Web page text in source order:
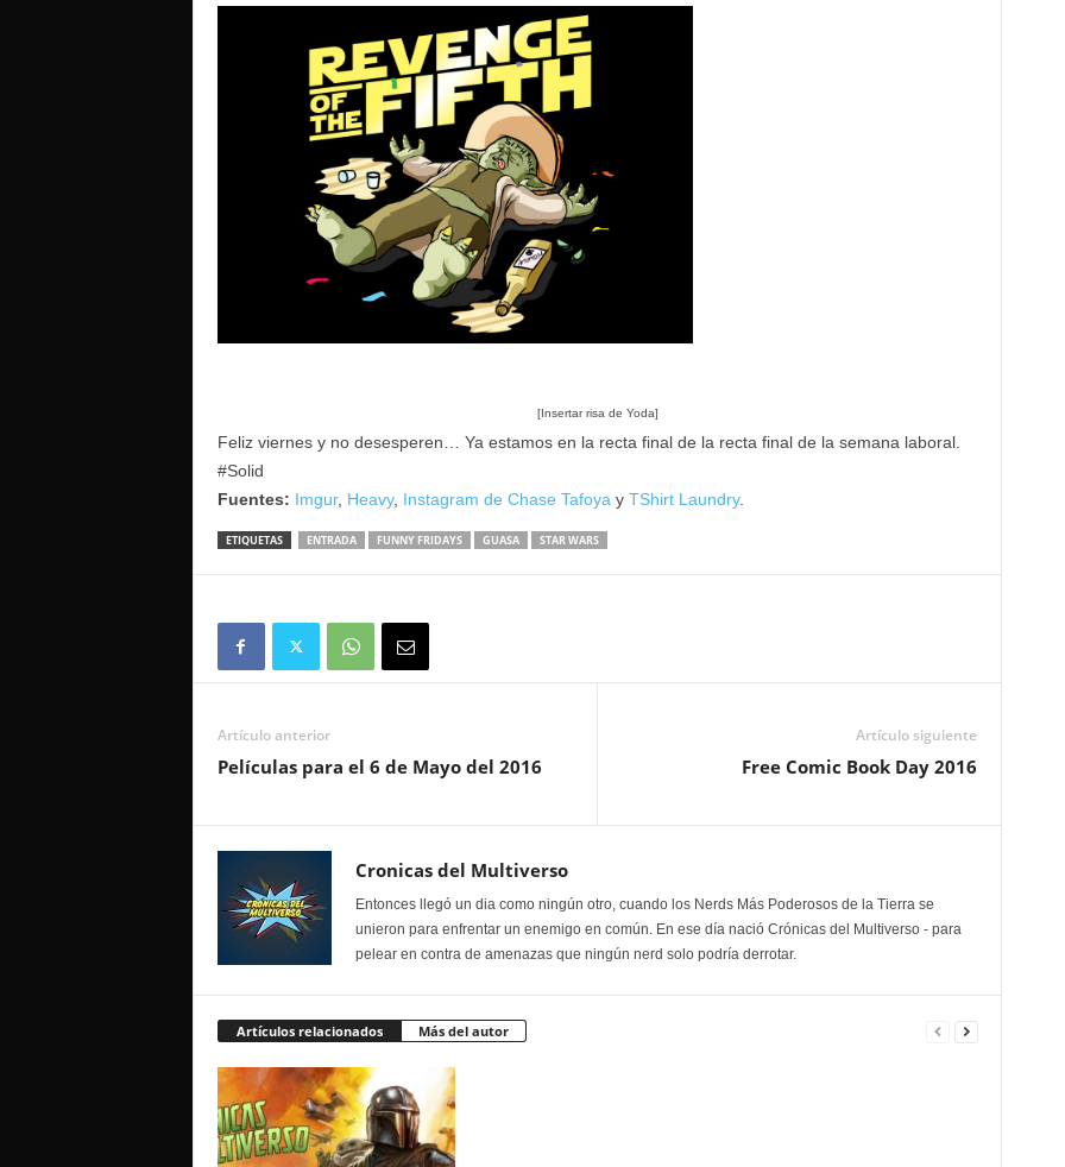
[Insertar risa de Yoda]
Feliz viernes y no desesperen… Ya estamos en la recta final de la recta final de la semana laboral.
#Solid
Fuentes: Imgur, Heavy, Instagram de Chase Tafoya y TShirt Laundry.
ETIQUETAS ENTRADA FUNNY FRIDAYS GUASA STAR WARS
Artículo anterior
Películas para el 6 de Mayo del 2016
Artículo siguiente
Free Comic Book Day 2016
Cronicas del Multiverso
Entonces llegó un dia como ningún otro, cuando los Nerds Más Poderosos de la Tierra se
unieron para enfrentar un enemigo en común. En ese día nació Crónicas del Multiverso - para
pelear en contra de amenazas que ningún nerd solo podría derrotar.
Artículos relacionados Más del autor